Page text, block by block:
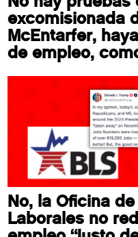
excomisionada
McEntarfer,
de empleo,
No, la Oficina
Laborales no